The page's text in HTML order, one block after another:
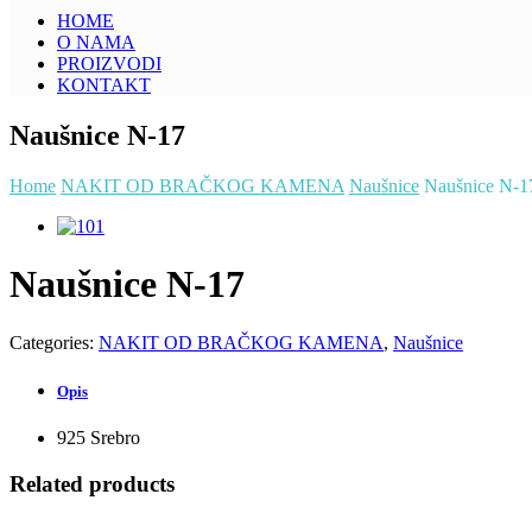
HOME
O NAMA
PROIZVODI
KONTAKT
Naušnice N-17
Home NAKIT OD BRAČKOG KAMENA Naušnice Naušnice N-
Naušnice N-17
Categories: NAKIT OD BRAČKOG KAMENA, Naušnice
Opis
925 Srebro
Related products